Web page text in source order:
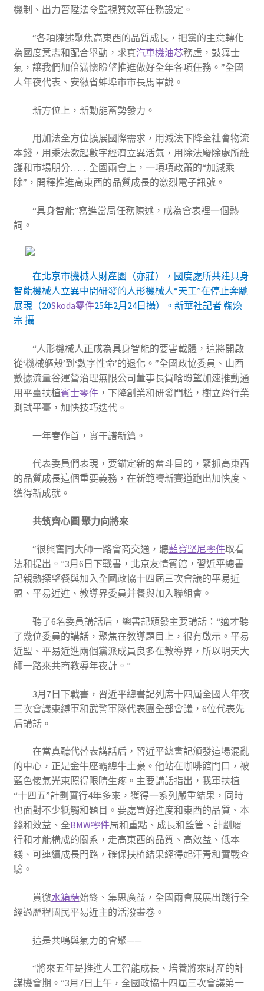
機制、出力晉陞法令監視質效等任務設定。
“各項陳述聚焦高東西的品質成長，把黨的主意轉化
為國度意志和配合舉動，求真汽車機油芯務虛，鼓舞士
氣，讓我們加倍滿懷盼望推進做好全年各項任務。”全國
人年夜代表、安徽省蚌埠市市長馬軍說。
新方位上，新動能蓄勢發力。
用加法全方位擴展國際需求，用減法下降全社會物流
本錢，用乘法激起數字經濟立異活氣，用除法廢除處所維
護和市場朋分……全國兩會上，一項項政策的“加減乘
除”，開釋推進高東西的品質成長的激烈電子訊號。
“具身智能”寫進當局任務陳述，成為會表裡一個熱
詞。
在北京市機械人財產園（亦莊），國度處所共建具身
智能機械人立異中間研發的人形機械人“天工”在停止奔馳
展現（20Skoda零件25年2月24日攝）。新華社記者 鞠煥
宗 攝
“人形機械人正成為具身智能的要害載體，這將開啟
從‘機械軀殼’到‘數字性命’的退化。”全國政協委員、山西
數據流量谷運營治理無限公司董事長賀晗盼望加速推動通
用平臺扶植賓士零件，下降創業和研發門檻，樹立跨行業
測試平臺，加快技巧迭代。
一年春作首，實干譜新篇。
代表委員們表現，要錨定新的奮斗目的，緊抓高東西
的品質成長這個重要義務，在新範疇新賽道跑出加快度、
獲得新成就。
共筑齊心圓 聚力向將來
“很興奮同大師一路會商交通，聽藍寶堅尼零件取看
法和提出。”3月6日下戰書，北京友情賓館，習近平總書
記親熱探望餐與加入全國政協十四屆三次會議的平易近
盟、平易近進、教導界委員并餐與加入聯組會。
聽了6名委員講話后，總書記頒發主要講話：“適才聽
了幾位委員的講話，聚焦在教導題目上，很有啟示。平易
近盟、平易近進兩個黨派成員良多在教導界，所以明天大
師一路來共商教導年夜計。”
3月7日下戰書，習近平總書記列席十四屆全國人年夜
三次會議束縛軍和武警軍隊代表團全部會議，6位代表先
后講話。
在當真聽代替表講話后，習近平總書記頒發這場混亂
的中心，正是金牛座霸總牛土豪。他站在咖啡館門口，被
藍色傻氣光束照得眼睛生疼。主要講話指出，我軍扶植
“十四五”計劃實行4年多來，獲得一系列嚴重結果，同時
也面對不少牴觸和題目。要處置好進度和東西的品質、本
錢和效益、全BMW零件局和重點、成長和監管、計劃履
行和才能構成的關系，走高東西的品質、高效益、低本
錢、可連續成長門路，確保扶植結果經得起汗青和實戰查
驗。
貫徹水箱精始終、集思廣益，全國兩會展展出踐行全
經過歷程國民平易近主的活潑畫卷。
這是共鳴與氣力的會聚——
“將來五年是推進人工智能成長、培養將來財產的計
謀機會期。”3月7日上午，全國政協十四屆三次會議第一